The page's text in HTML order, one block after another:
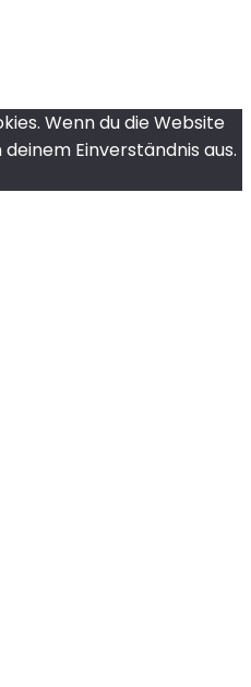
Wenn du die Website
Einverständnis aus.